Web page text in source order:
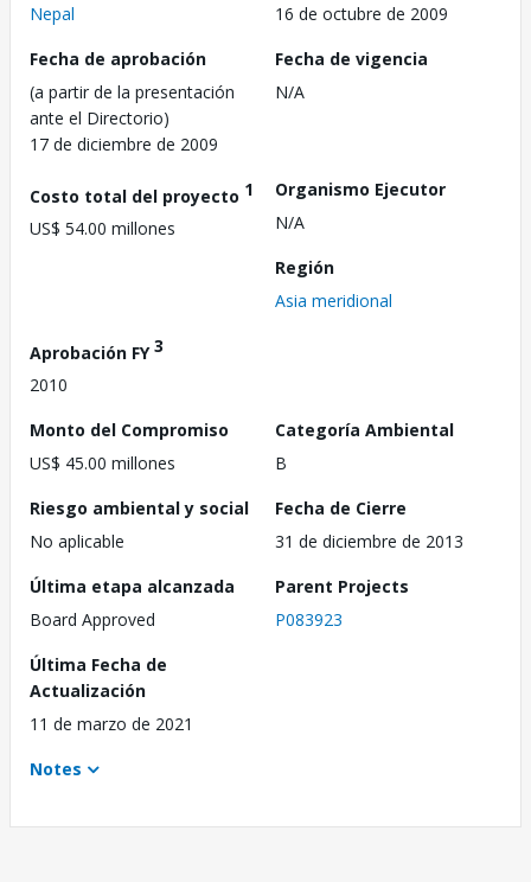
Nepal
16 de octubre de 2009
Fecha de aprobación
(a partir de la presentación
ante el Directorio)
17 de diciembre de 2009
Fecha de vigencia
N/A
Costo total del proyecto 1
US$ 54.00 millones
Organismo Ejecutor
N/A
Región
Asia meridional
Aprobación FY3
2010
Monto del Compromiso
US$ 45.00 millones
Categoría Ambiental
B
Riesgo ambiental y social
No aplicable
Fecha de Cierre
31 de diciembre de 2013
Última etapa alcanzada
Board Approved
Parent Projects
P083923
Última Fecha de
Actualización
11 de marzo de 2021
Notes